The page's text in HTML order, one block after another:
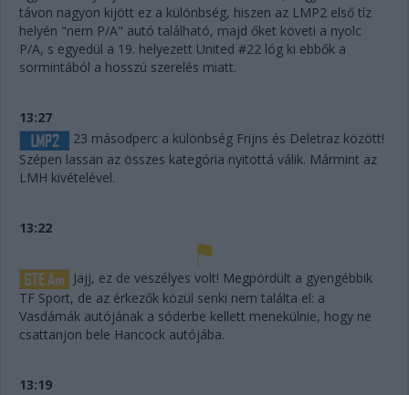
távon nagyon kijött ez a különbség, hiszen az LMP2 első tíz
helyén "nem P/A" autó található, majd őket követi a nyolc
P/A, s egyedül a 19. helyezett United #22 lóg ki ebbők a
sormintából a hosszú szerelés miatt.
13:27
23 másodperc a különbség Frijns és Deletraz között!
Szépen lassan az összes kategória nyitottá válik. Mármint az
LMH kivételével.
13:22
Jajj, ez de veszélyes volt! Megpördült a gyengébbik
TF Sport, de az érkezők közül senki nem találta el: a
Vasdámák autójának a sóderbe kellett menekülnie, hogy ne
csattanjon bele Hancock autójába.
13:19